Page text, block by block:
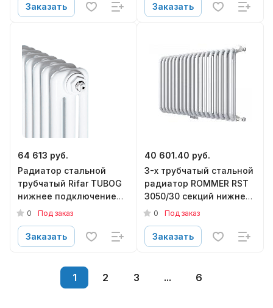
Заказать Заказать
64 613 руб.
Радиатор стальной
трубчатый Rifar TUBOG
нижнее подключение
TUB 3180-10-DV1
0 Под заказ
Заказать
40 601.40 руб.
3-х трубчатый стальной
радиатор ROMMER RST
3050/30 секций нижнее
подключение RAL9016
0 Под заказ
Заказать
1 2 3 ... 6